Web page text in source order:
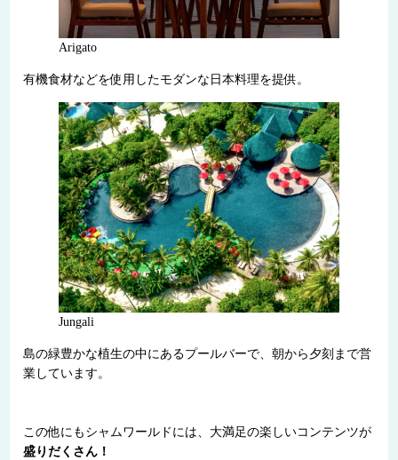
Arigato
有機食材などを使用したモダンな日本料理を提供。
Jungali
島の緑豊かな植生の中にあるプールバーで、朝から夕刻まで営
業しています。
この他にもシャムワールドには、大満足の楽しいコンテンツが
盛りだくさん！